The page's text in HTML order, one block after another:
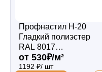
Профнастил Н-20
Гладкий полиэстер
RAL 8017
(Шоколадно-
коричневый)
от 530₽/м²
1192 ₽/ шт